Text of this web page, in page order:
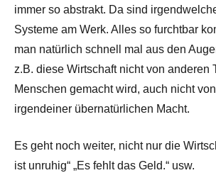
immer so abstrakt. Da sind
Systeme am Werk. Alles so furchtbar
man natürlich schnell mal aus den
z.B. diese Wirtschaft nicht von anderen
Menschen gemacht wird, auch nicht
irgendeiner übernatürlichen Macht.
Es geht noch weiter, nicht nur die
ist unruhig“ „Es fehlt das Geld.“ usw.